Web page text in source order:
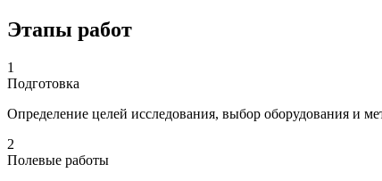
Этапы работ
1
Подготовка
Определение целей исследования, выбор оборудования и
2
Полевые работы